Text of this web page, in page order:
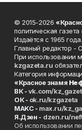
© 2015-2026
политическая
Издаётся с 1965 года.
Главный редактор -
При использовании
kzgazeta.ru
Категория
«Красное знамя
ВК -vk.com/
ОК - ok.ru/kzgazeta
MAKC - max.ru/
Я.Дзен - dzen.ru/
Об использовании